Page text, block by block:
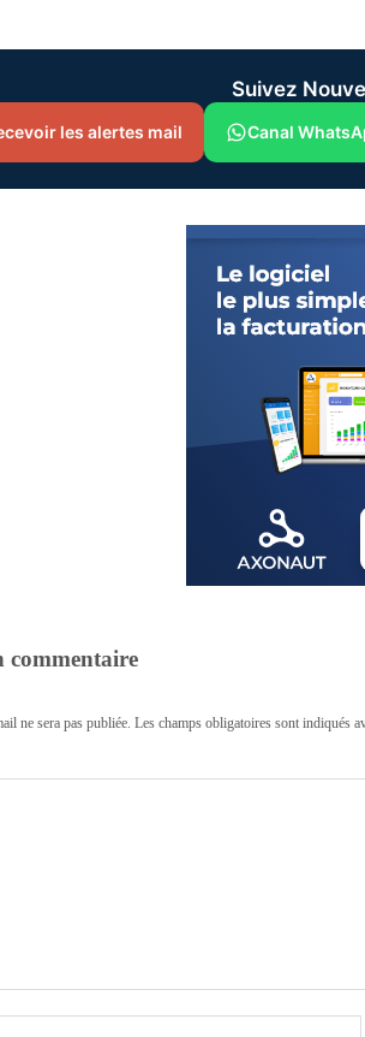
Suivez
les alertes mail Canal
commentaire
ne sera pas publiée. Les champs obligatoires sont indiqués